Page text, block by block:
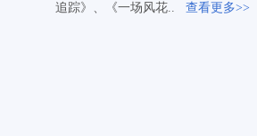
追踪》、《一场风花..
查看更多>>